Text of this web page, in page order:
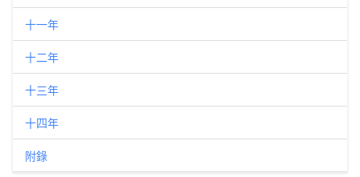
十一年
十二年
十三年
十四年
附錄